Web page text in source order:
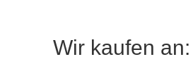
Wir kaufen an: